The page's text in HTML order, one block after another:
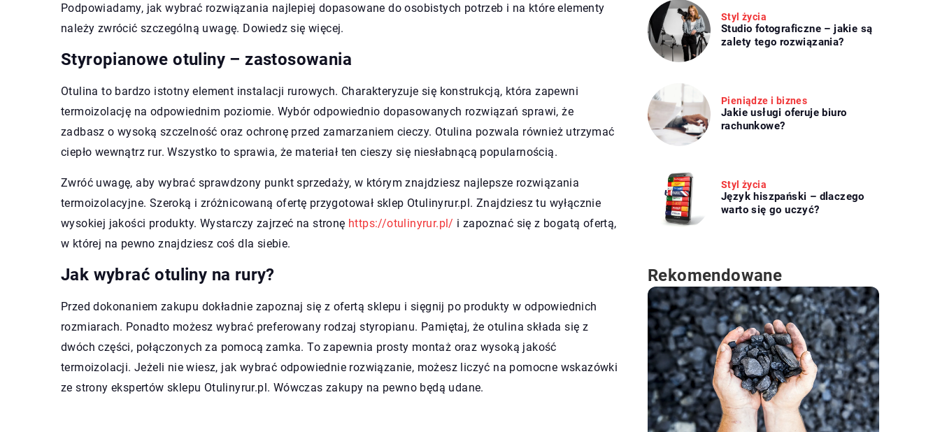
Podpowiadamy, jak wybrać rozwiązania najlepiej dopasowane do osobistych potrzeb i na które elementy
należy zwrócić szczególną uwagę. Dowiedz się więcej.
Styropianowe otuliny – zastosowania
Otulina to bardzo istotny element instalacji rurowych. Charakteryzuje się konstrukcją, która zapewni
termoizolację na odpowiednim poziomie. Wybór odpowiednio dopasowanych rozwiązań sprawi, że
zadbasz o wysoką szczelność oraz ochronę przed zamarzaniem cieczy. Otulina pozwala również utrzymać
ciepło wewnątrz rur. Wszystko to sprawia, że materiał ten cieszy się niesłabnącą popularnością.
Zwróć uwagę, aby wybrać sprawdzony punkt sprzedaży, w którym znajdziesz najlepsze rozwiązania
termoizolacyjne. Szeroką i zróżnicowaną ofertę przygotował sklep Otulinyrur.pl. Znajdziesz tu wyłącznie
wysokiej jakości produkty. Wystarczy zajrzeć na stronę https://otulinyrur.pl/ i zapoznać się z bogatą ofertą,
w której na pewno znajdziesz coś dla siebie.
Jak wybrać otuliny na rury?
Przed dokonaniem zakupu dokładnie zapoznaj się z ofertą sklepu i sięgnij po produkty w odpowiednich
rozmiarach. Ponadto możesz wybrać preferowany rodzaj styropianu. Pamiętaj, że otulina składa się z
dwóch części, połączonych za pomocą zamka. To zapewnia prosty montaż oraz wysoką jakość
termoizolacji. Jeżeli nie wiesz, jak wybrać odpowiednie rozwiązanie, możesz liczyć na pomocne wskazówki
ze strony ekspertów sklepu Otulinyrur.pl. Wówczas zakupy na pewno będą udane.
Styl życia
Studio fotograficzne – jakie są
zalety tego rozwiązania?
Pieniądze i biznes
Jakie usługi oferuje biuro
rachunkowe?
Styl życia
Język hiszpański – dlaczego
warto się go uczyć?
Rekomendowane